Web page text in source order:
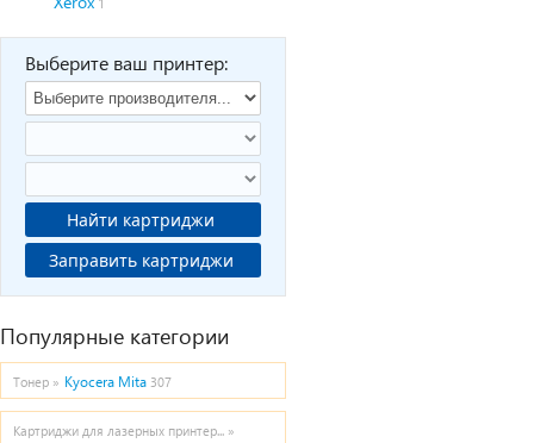
Выберите ваш принтер:
Найти картриджи
Заправить картриджи
Популярные категории
Тонер » Kyocera Mita 307
Картриджи для лазерных принтер... »